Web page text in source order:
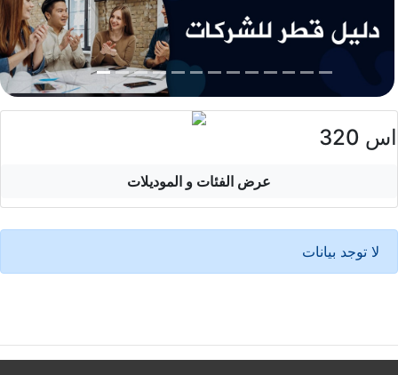
اس 320
عرض الفئات و الموديلات
لا توجد بيانات